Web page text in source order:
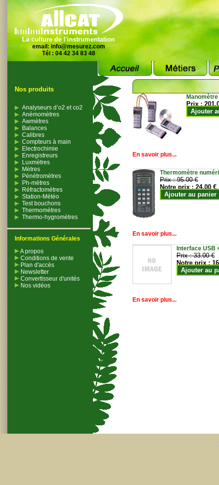
La culture de l'instrumentation
email: info@mesurez.com
Tél : 04 42 34 83 48
Nos produits
Analyseurs d’o2 et co2
Anémomètres
Awmètres
Balances
Calibres
Compteurs à main
Electrochimie
Enregistreurs
Luxmètres
Mètres
Pénétromètres
Ph-mètres
Réfractomètres
Station-Météo
Test bouchons
Thermomètres
Thermo-hygromètres
Informations Générales
A propos
Conditions de vente
Plan d'accès
Newsletter
Convertisseur d'unités
Nos vidéos
Prix :
Ajouter
En savoir plus...
Thermomètre
Prix :95.00 €
Notre prix :24.00 €
Ajouter au panier
En savoir plus...
Interface USB
Prix :33.00 €
Notre prix :
Ajouter au
En savoir plus...